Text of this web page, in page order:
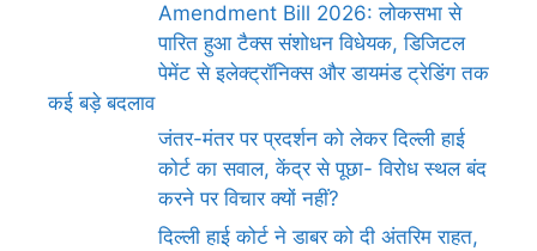
Amendment Bill 2026: लोकसभा से
पारित हुआ टैक्स संशोधन विधेयक, डिजिटल
पेमेंट से इलेक्ट्रॉनिक्स और डायमंड ट्रेडिंग तक
कई बड़े बदलाव
जंतर-मंतर पर प्रदर्शन को लेकर दिल्ली हाई
कोर्ट का सवाल, केंद्र से पूछा- विरोध स्थल बंद
करने पर विचार क्यों नहीं?
दिल्ली हाई कोर्ट ने डाबर को दी अंतरिम राहत,